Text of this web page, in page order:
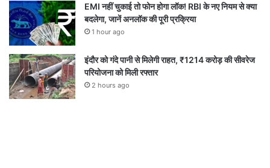
EMI नहीं चुकाई तो फोन होगा लॉक! RBI के नए नियम से क्या
बदलेगा, जानें अनलॉक की पूरी प्रक्रिया
1 hour ago
इंदौर को गंदे पानी से मिलेगी राहत, ₹1214 करोड़ की सीवरेज
परियोजना को मिली रफ्तार
2 hours ago